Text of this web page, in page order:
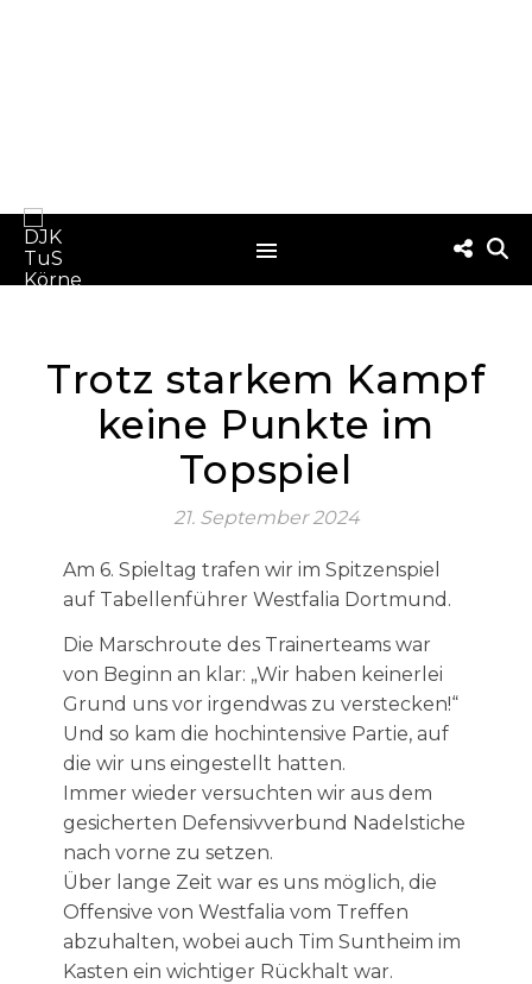
Trotz starkem Kampf
keine Punkte im
Topspiel
21. September 2024
Am 6. Spieltag trafen wir im Spitzenspiel
auf Tabellenführer Westfalia Dortmund.
Die Marschroute des Trainerteams war
von Beginn an klar: „Wir haben keinerlei
Grund uns vor irgendwas zu verstecken!“
Und so kam die hochintensive Partie, auf
die wir uns eingestellt hatten.
Immer wieder versuchten wir aus dem
gesicherten Defensivverbund Nadelstiche
nach vorne zu setzen.
Über lange Zeit war es uns möglich, die
Offensive von Westfalia vom Treffen
abzuhalten, wobei auch Tim Suntheim im
Kasten ein wichtiger Rückhalt war.